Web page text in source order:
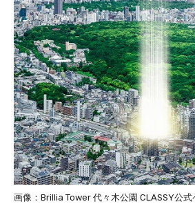
画像：Brillia Tower 代々木公園 CLASSY公式